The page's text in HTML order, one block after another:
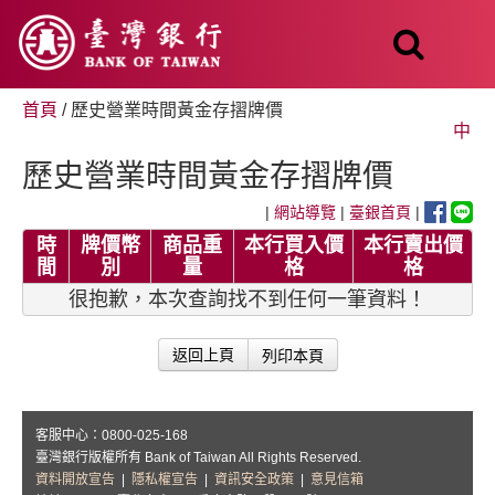
跳
至
主
要
內
容
中
首頁 / 歷史營業時間黃金存摺牌價
歷史營業時間黃金存摺牌價
| 網站導覽 | 臺銀首頁 |
時
間
牌價幣
別
商品重
量
本行買入價
格
本行賣出價
格
很抱歉，本次查詢找不到任何一筆資料！
返回上頁 列印本頁
客服中心：0800-025-168
臺灣銀行版權所有 Bank of Taiwan All Rights Reserved.
資料開放宣告
隱私權宣告 資訊安全政策
意見信箱